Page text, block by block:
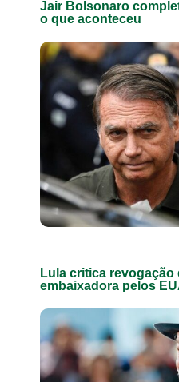
Jair Bolsonaro
o que aconteceu
Lula critica revogação
embaixadora pelos